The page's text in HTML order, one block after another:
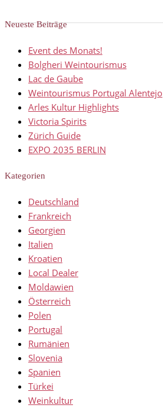
Neueste Beiträge
Event des Monats!
Bolgheri Weintourismus
Lac de Gaube
Weintourismus Portugal Alentejo
Arles Kultur Highlights
Victoria Spirits
Zürich Guide
EXPO 2035 BERLIN
Kategorien
Deutschland
Frankreich
Georgien
Italien
Kroatien
Local Dealer
Moldawien
Österreich
Polen
Portugal
Rumänien
Slovenia
Spanien
Türkei
Weinkultur